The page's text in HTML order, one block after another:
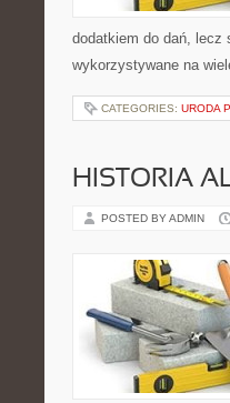
dodatkiem do dań, lecz
wykorzystywane na
CATEGORIES: URODA
HISTORIA
POSTED BY ADMIN